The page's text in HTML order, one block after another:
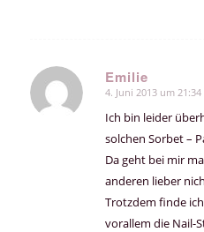
Emilie
sagte:
4. Juni 2013 um 21:34
Ich bin leider
solchen Sorbet –
Da geht bei mir
anderen lieber
Trotzdem finde
vorallem die Nail-